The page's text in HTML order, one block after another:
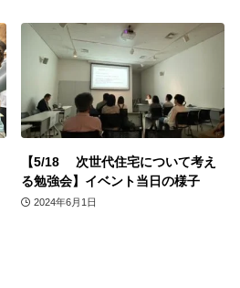
【5/18 次世代住宅について考え
る勉強会】イベント当日の様子
2024年6月1日